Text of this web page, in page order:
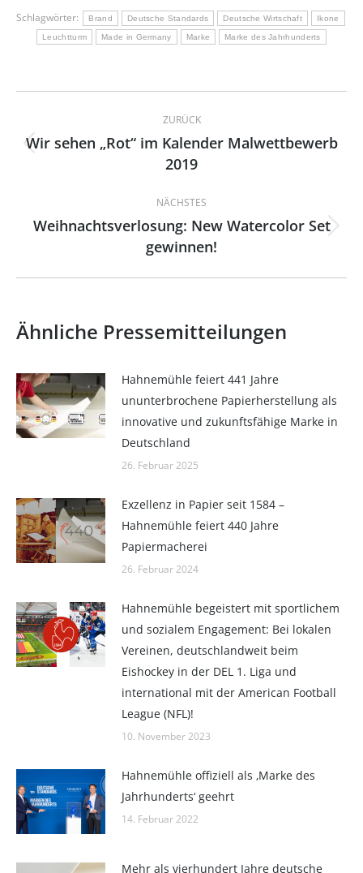
Schlagwörter:
Brand Deutsche Standards Deutsche Wirtschaft Ikone
Leuchtturm Made in Germany Marke Marke des Jahrhunderts
Kommentarnavigation
ZURÜCK
Vorheriger
Beitrag:
Wir sehen „Rot“ im Kalender Malwettbewerb
2019
NÄCHSTES
Nächster
Beitrag:
Weihnachtsverlosung: New Watercolor Set
gewinnen!
Ähnliche Pressemitteilungen
Hahnemühle feiert 441 Jahre
ununterbrochene Papierherstellung als
innovative und zukunftsfähige Marke in
Deutschland
26. Februar 2025
Exzellenz in Papier seit 1584 –
Hahnemühle feiert 440 Jahre
Papiermacherei
26. Februar 2024
Hahnemühle begeistert mit sportlichem
und sozialem Engagement: Bei lokalen
Vereinen, deutschlandweit beim
Eishockey in der DEL 1. Liga und
international mit der American Football
League (NFL)!
10. November 2023
Hahnemühle offiziell als ‚Marke des
Jahrhunderts‘ geehrt
14. Februar 2022
Mehr als vierhundert Jahre deutsche